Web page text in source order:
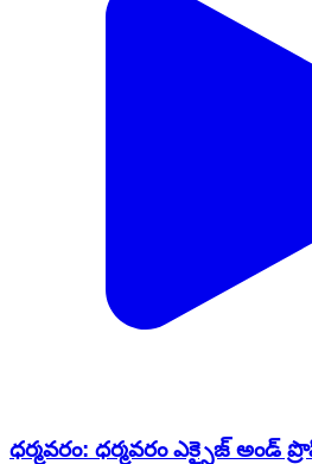
ధర్మవరం: ధర్మవరం ఎక్సైజ్